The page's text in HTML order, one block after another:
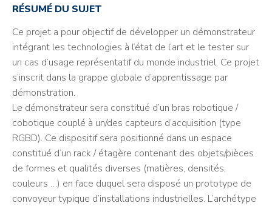
RÉSUMÉ DU SUJET
Ce projet a pour objectif de développer un démonstrateur
intégrant les technologies à l’état de l’art et le tester sur
un cas d’usage représentatif du monde industriel. Ce projet
s’inscrit dans la grappe globale d’apprentissage par
démonstration.
Le démonstrateur sera constitué d’un bras robotique /
cobotique couplé à un/des capteurs d’acquisition (type
RGBD). Ce dispositif sera positionné dans un espace
constitué d’un rack / étagère contenant des objets/pièces
de formes et qualités diverses (matières, densités,
couleurs …) en face duquel sera disposé un prototype de
convoyeur typique d’installations industrielles. L’archétype